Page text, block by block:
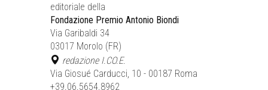
editoriale della
Fondazione Premio Antonio Biondi
Via Garibaldi 34
03017 Morolo (FR)
redazione I.CO.E.
Via Giosué Carducci, 10 - 00187 Roma
+39.06.5654.8962